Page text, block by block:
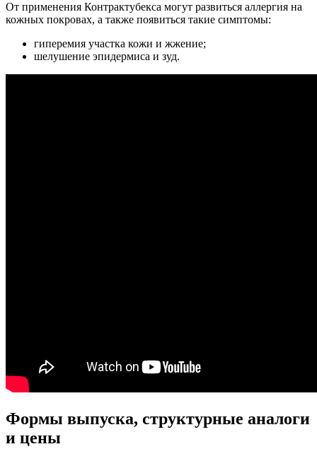
От применения Контрактубекса могут развиться аллергия на
кожных покровах, а также появиться такие симптомы:
гиперемия участка кожи и жжение;
шелушение эпидермиса и зуд.
Формы выпуска, структурные аналоги
и цены